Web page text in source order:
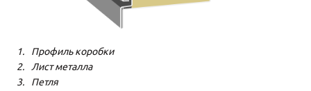
Профиль коробки
Лист металла
Петля